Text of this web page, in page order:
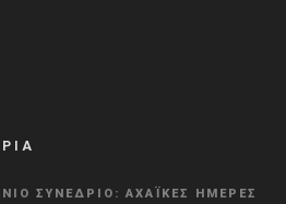
ΣΥΝΈΔΡΙΟ: ΑΧΑΪΚΈΣ ΗΜΈΡΕΣ